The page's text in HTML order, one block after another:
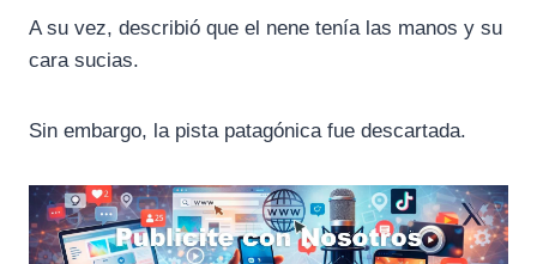
A su vez, describió que el nene tenía las manos y su
cara sucias.
Sin embargo, la pista patagónica fue descartada.